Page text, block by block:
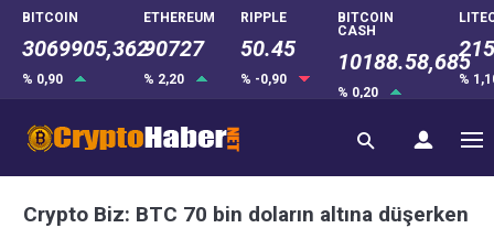
BITCOIN
3069905,362
% 0,90
ETHEREUM
90727
% 2,20
RIPPLE
50.45
% -0,90
BITCOIN
CASH
10188.58,685
% 0,20
%
Crypto Biz: BTC 70 bin doların altına düşerken